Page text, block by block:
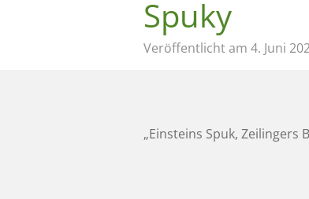
Spuky
Veröffentlicht am 4. Juni
„Einsteins Spuk, Zeilingers